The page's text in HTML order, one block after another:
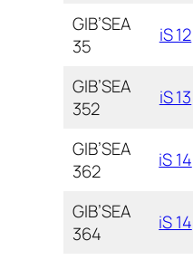
GIB’SEA
35
iS 12
GIB’SEA
352
iS 13
GIB’SEA
362
iS 14
GIB’SEA
364
iS 14